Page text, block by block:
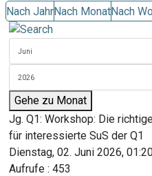
Nach JahrNach MonatNach
Gehe zu Monat
Jg. Q1: Workshop: Die
für interessierte SuS der Q1
Dienstag, 02. Juni 2026,
Aufrufe: 453